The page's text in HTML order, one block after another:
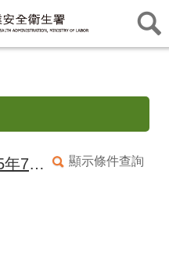
顯示條件查詢
職業安全衛生署訂於115年7月30日(星期四)於臺南辦理「職業安全衛生管理實務說明會」